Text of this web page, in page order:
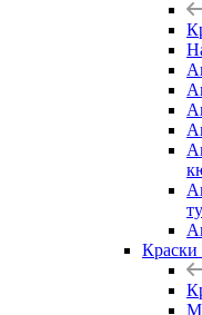
Краски